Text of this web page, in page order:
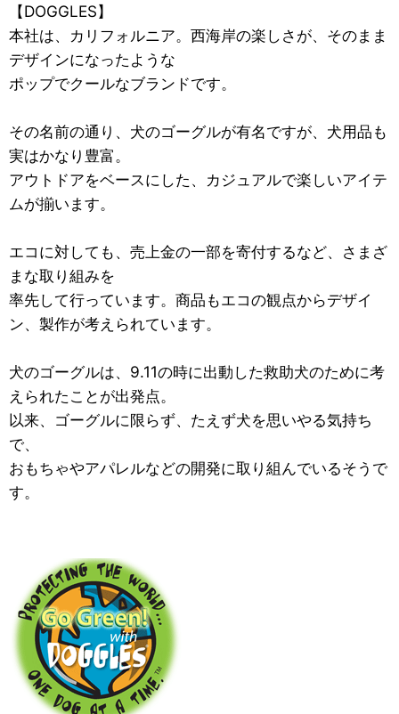
【DOGGLES】
本社は、カリフォルニア。西海岸の楽しさが、そのまま
デザインになったような
ポップでクールなブランドです。
その名前の通り、犬のゴーグルが有名ですが、犬用品も
実はかなり豊富。
アウトドアをベースにした、カジュアルで楽しいアイテ
ムが揃います。
エコに対しても、売上金の一部を寄付するなど、さまざ
まな取り組みを
率先して行っています。商品もエコの観点からデザイ
ン、製作が考えられています。
犬のゴーグルは、9.11の時に出動した救助犬のために考
えられたことが出発点。
以来、ゴーグルに限らず、たえず犬を思いやる気持ち
で、
おもちゃやアパレルなどの開発に取り組んでいるそうで
す。